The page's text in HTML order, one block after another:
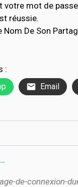
votre mot de
réussie.
De Son
:
Email
de-connexion-